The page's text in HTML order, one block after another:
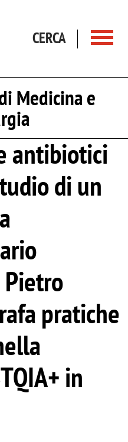
CERCA
Medicina e
antibiotici
di un
pratiche
in